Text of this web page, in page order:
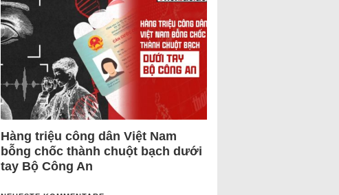
Hàng triệu công dân Việt Nam
bỗng chốc thành chuột bạch dưới
tay Bộ Công An